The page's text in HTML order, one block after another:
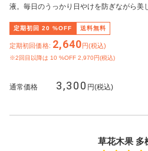
液。毎日のうっかり日やけを防ぎながら美
定期初回 20 %OFF 送料無料
定期初回価格: 2,640円(税込)
※2回目以降は 10 %OFF 2,970円(税込)
通常価格 3,300 円(税込)
草花木果 多